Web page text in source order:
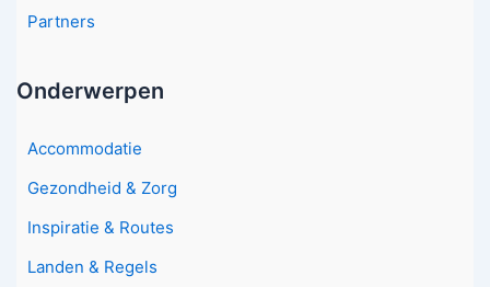
Partners
Onderwerpen
Accommodatie
Gezondheid & Zorg
Inspiratie & Routes
Landen & Regels